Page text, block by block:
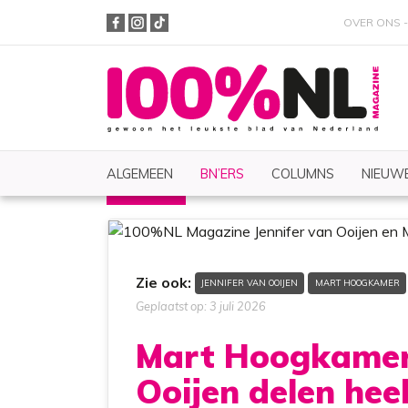
OVER ONS
ALGEMEEN BN’ERS COLUMNS
Zoeken
Zie ook: JENNIFER VAN OOIJEN MART HOOGKAMER
Geplaatst op: 3 juli 2026
Mart
Ooijen delen